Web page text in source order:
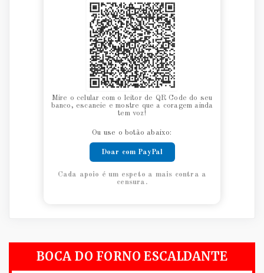
Mire o celular com o leitor de QR Code do seu
banco, escaneie e mostre que a coragem ainda
tem voz!
Ou use o botão abaixo:
Doar com PayPal
Cada apoio é um espeto a mais contra a
censura.
BOCA DO FORNO ESCALDANTE